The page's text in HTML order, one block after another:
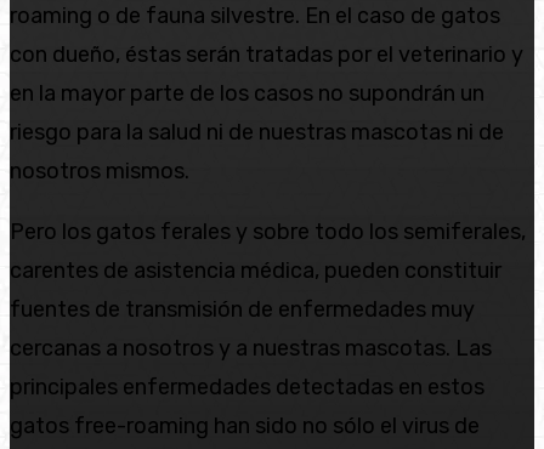
roaming o de fauna silvestre. En el caso de gatos
con dueño, éstas serán tratadas por el veterinario y
en la mayor parte de los casos no supondrán un
riesgo para la salud ni de nuestras mascotas ni de
nosotros mismos.
Pero los gatos ferales y sobre todo los semiferales,
carentes de asistencia médica, pueden constituir
fuentes de transmisión de enfermedades muy
cercanas a nosotros y a nuestras mascotas. Las
principales enfermedades detectadas en estos
gatos free-roaming han sido no sólo el virus de